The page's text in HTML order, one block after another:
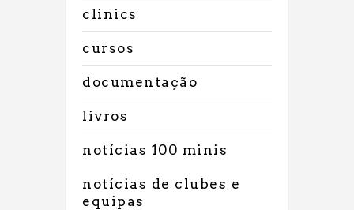
clinics
cursos
documentação
livros
notícias 100 minis
notícias de clubes e
equipas